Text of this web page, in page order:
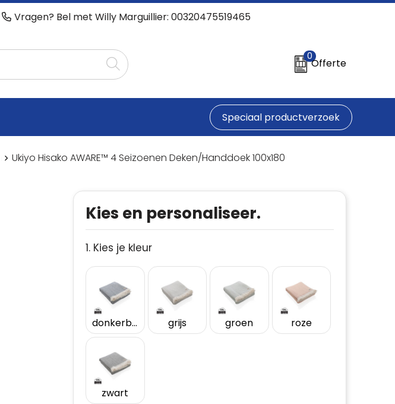
Vragen? Bel met Willy Marguillier: 00320475519465
0
Offerte
Speciaal productverzoek
Ukiyo Hisako AWARE™ 4 Seizoenen Deken/Handdoek 100x180
Kies en personaliseer.
1. Kies je kleur
donkerblauw grijs groen roze
zwart